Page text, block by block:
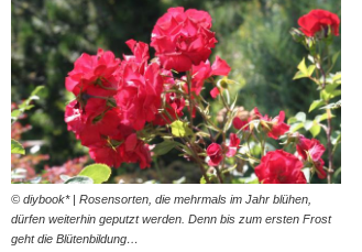
© diybook* | Rosensorten, die mehrmals im Jahr blühen,
dürfen weiterhin geputzt werden. Denn bis zum ersten Frost
geht die Blütenbildung…